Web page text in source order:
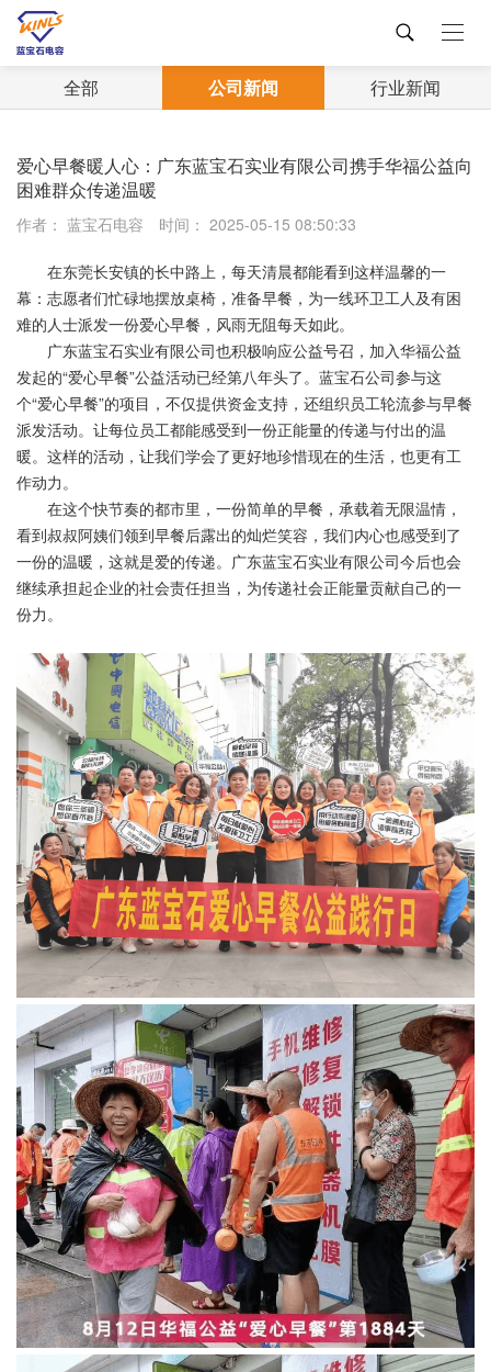
全部 公司新闻 行业新闻
爱心早餐暖人心：广东蓝宝石实业有限公司携手华福公益向
困难群众传递温暖
作者： 蓝宝石电容 时间： 2025-05-15 08:50:33
在东莞长安镇的长中路上，每天清晨都能看到这样温馨的一
幕：志愿者们忙碌地摆放桌椅，准备早餐，为一线环卫工人及有困
难的人士派发一份爱心早餐，风雨无阻每天如此。
广东蓝宝石实业有限公司也积极响应公益号召，加入华福公益
发起的“爱心早餐”公益活动已经第八年头了。蓝宝石公司参与这
个“爱心早餐”的项目，不仅提供资金支持，还组织员工轮流参与早餐
派发活动。让每位员工都能感受到一份正能量的传递与付出的温
暖。这样的活动，让我们学会了更好地珍惜现在的生活，也更有工
作动力。
在这个快节奏的都市里，一份简单的早餐，承载着无限温情，
看到叔叔阿姨们领到早餐后露出的灿烂笑容，我们内心也感受到了
一份的温暖，这就是爱的传递。广东蓝宝石实业有限公司今后也会
继续承担起企业的社会责任担当，为传递社会正能量贡献自己的一
份力。